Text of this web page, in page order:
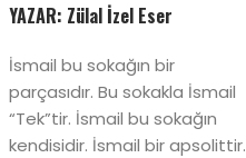
YAZAR: Zülal İzel Eser
İsmail bu sokağın bir
parçasıdır. Bu sokakla İsmail
“Tek”tir. İsmail bu sokağın
kendisidir. İsmail bir apsolittir.